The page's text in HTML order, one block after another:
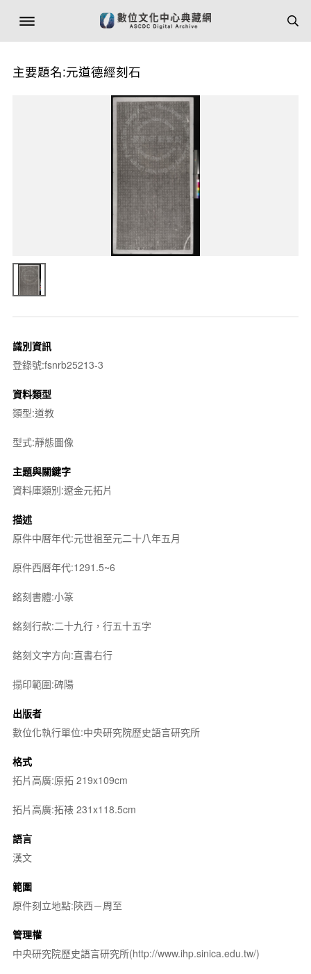
主要題名:元道德經刻石
識別資訊
登錄號:fsnrb25213-3
資料類型
類型:道教
型式:靜態圖像
主題與關鍵字
資料庫類別:遼金元拓片
描述
原件中曆年代:元世祖至元二十八年五月
原件西曆年代:1291.5~6
銘刻書體:小篆
銘刻行款:二十九行，行五十五字
銘刻文字方向:直書右行
搨印範圍:碑陽
出版者
數位化執行單位:中央研究院歷史語言研究所
格式
拓片高廣:原拓 219x109cm
拓片高廣:拓裱 231x118.5cm
語言
漢文
範圍
原件刻立地點:陝西－周至
管理權
中央研究院歷史語言研究所(http://www.ihp.sinica.edu.tw/)